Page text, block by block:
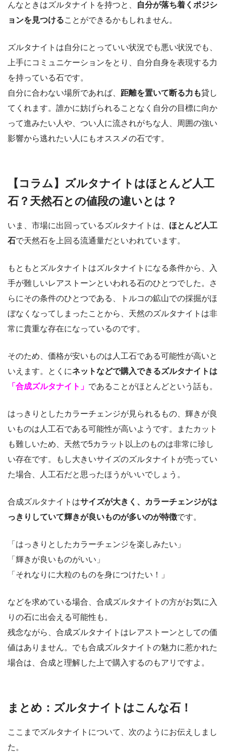
んなときはズルタナイトを持つと、
自分が落ち着くポジシ
ョンを見つけることができるかもしれません。
ズルタナイトは自分にとっていい状況でも悪い状況でも、
上手にコミュニケーションをとり、自分自身を表現する力
を持っている石です。
自分に合わない場所であれば、 距離を置いて断る力も貸し
てくれます。誰かに妨げられることなく自分の目標に向か
って進みたい人や、つい人に流されがちな人、周囲の強い
影響から逃れたい人にもオススメの石です。
【コラム】ズルタナイトはほとんど人工
石？天然石との値段の違いとは？
いま、市場に出回っているズルタナイトは、 ほとんど人工
石で天然石を上回る流通量だといわれています。
もともとズルタナイトはズルタナイトになる条件から、入
手が難しいレアストーンといわれる石のひとつでした。さ
らにその条件のひとつである、トルコの鉱山での採掘がほ
ぼなくなってしまったことから、天然のズルタナイトは非
常に貴重な存在になっているのです。
そのため、価格が安いものは人工石である可能性が高いと
いえます。とくにネットなどで購入できるズルタナイトは
「合成ズルタナイト」 であることがほとんどという話も。
はっきりとしたカラーチェンジが見られるもの、輝きが良
いものは人工石である可能性が高いようです。またカット
も難しいため、天然で5カラット以上のものは非常に珍し
い存在です。もし大きいサイズのズルタナイトが売ってい
た場合、人工石だと思ったほうがいいでしょう。
合成ズルタナイトはサイズが大きく、カラーチェンジがは
っきりしていて輝きが良いものが多いのが特徴です。
「はっきりとしたカラーチェンジを楽しみたい」
「輝きが良いものがいい」
「それなりに大粒のものを身につけたい！」
などを求めている場合、合成ズルタナイトの方がお気に入
りの石に出会える可能性も。
残念ながら、合成ズルタナイトはレアストーンとしての価
値はありません。でも合成ズルタナイトの魅力に惹かれた
場合は、合成と理解した上で購入するのもアリですよ。
まとめ：ズルタナイトはこんな石！
ここまでズルタナイトについて、次のようにお伝えしまし
た。